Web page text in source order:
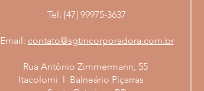
Tel: [47] 99975-3637
Email: contato@sgtincorporadora.com.br
Rua Antônio Zimmermann, 55
Itacolomi l Balneário Piçarras